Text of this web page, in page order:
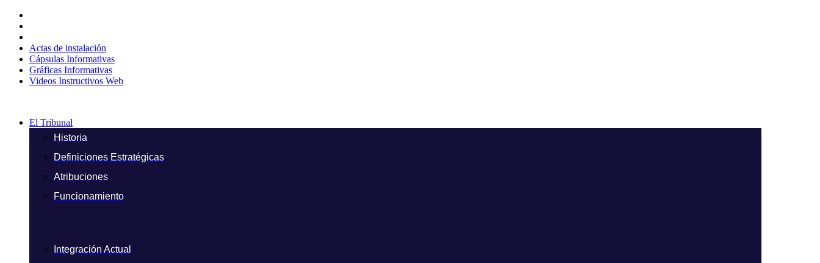
contenido
Actas de instalación
Cápsulas Informativas
Gráficas Informativas
Videos Instructivos Web
El Tribunal
Historia
Definiciones Estratégicas
Atribuciones
Funcionamiento
Integración Actual